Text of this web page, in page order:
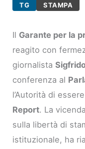
TG STAMPA
Il Garante per la
reagito con
giornalista
conferenza al
l’Autorità di
Report. La
sulla libertà di
istituzionale, ha